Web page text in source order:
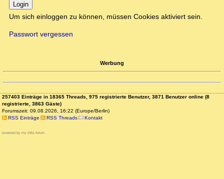
Login
Um sich einloggen zu können, müssen Cookies aktiviert sein.
Passwort vergessen
Werbung
257403 Einträge in 18365 Threads, 975 registrierte Benutzer, 3871 Benutzer online (8
registrierte, 3863 Gäste)
Forumszeit: 09.08.2026, 16:22 (Europe/Berlin)
RSS Einträge
RSS Threads Kontakt
powered by my little forum